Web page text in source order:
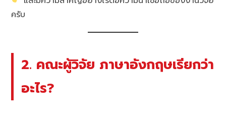
ครับ
2. คณะผู้วิจัย ภาษาอังกฤษเรียกว่า
อะไร?